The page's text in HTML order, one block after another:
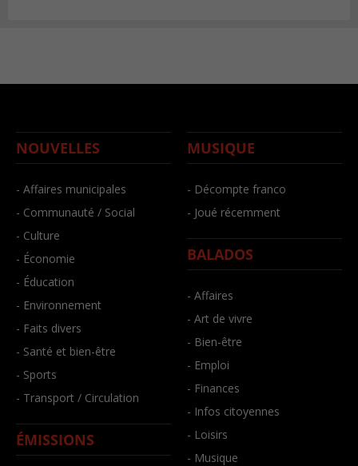
NOUVELLES
- Affaires municipales
- Communauté / Social
- Culture
- Économie
- Éducation
- Environnement
- Faits divers
- Santé et bien-être
- Sports
- Transport / Circulation
ÉMISSIONS
MUSIQUE
- Décompte franco
- Joué récemment
BALADOS
- Affaires
- Art de vivre
- Bien-être
- Emploi
- Finances
- Infos citoyennes
- Loisirs
- Musique